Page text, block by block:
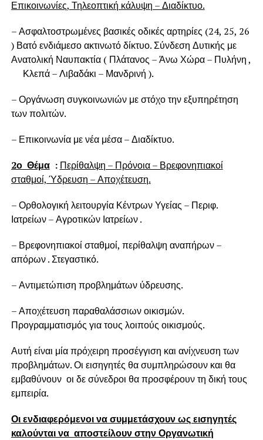
Επικοινωνίες, Τηλεοπτική κάλυψη – Διαδίκτυο.
– Ασφαλτοστρωμένες βασικές οδικές αρτηρίες (24, 25, 26
) Βατό ενδιάμεσο ακτινωτό δίκτυο. Σύνδεση Δυτικής με
Ανατολική Ναυπακτία ( Πλάτανος – Άνω Χώρα – Πυλήνη ,
Κλεπά – Λιβαδάκι – Μανδρινή ).
– Οργάνωση συγκοινωνιών με στόχο την εξυπηρέτηση
των πολιτών.
– Επικοινωνία με νέα μέσα – Διαδίκτυο.
2ο Θέμα: Περίθαλψη – Πρόνοια – Βρεφονηπιακοί
σταθμοί, Ύδρευση – Αποχέτευση.
– Ορθολογική λειτουργία Κέντρων Υγείας – Περιφ.
Ιατρείων – Αγροτικών Ιατρείων .
– Βρεφονηπιακοί σταθμοί, περίθαλψη αναπήρων –
απόρων . Στεγαστικό.
– Αντιμετώπιση προβλημάτων ύδρευσης.
– Αποχέτευση παραθαλάσσιων οικισμών.
Προγραμματισμός για τους λοιπούς οικισμούς.
Αυτή είναι μία πρόχειρη προσέγγιση και ανίχνευση των
προβλημάτων. Οι εισηγητές θα συμπληρώσουν και θα
εμβαθύνουν οι δε σύνεδροι θα προσφέρουν τη δική τους
εμπειρία.
Οι ενδιαφερόμενοι να συμμετάσχουν ως εισηγητές
καλούνται να αποστείλουν στην Οργανωτική